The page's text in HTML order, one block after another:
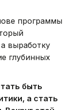
программы
выработку
глубинных
быть
а стать